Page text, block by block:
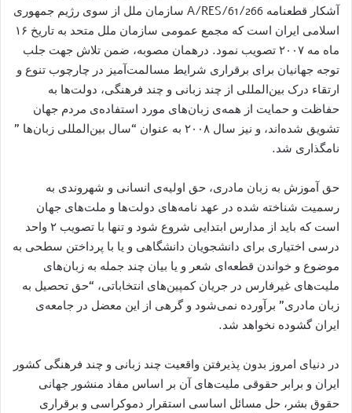
آشكار قطعنامه A/RES/61/266 سازمان ملل از سوی رژیم جمهورى
اسلامی ایران است که مجمع عمومی سازمان ملل متحد به تاریخ ۱۶
ماه مه ۲۰۰۷ تصویب نمود. درهمان مصوبه، ضمن تلاش جهت جلب
توجه جهانیان برای برقراری شرایط مسالمت‌آمیز در چارچوب تنوع و
ارتقاء درک بین‌المللی از چند زبانی و چند فرهنگی، دولت‌ها به
حفاظت و حمايت از همه‌ی زبان‌های مورد استفاده‌ی مردم جهان
تشویق شده‌اند، و نیز سال ۲۰۰۸ به عنوان “سال بین‌المللی زبان‌ها ”
نامگذاری شد.
حق آموزش به زبان مادری، حق اولیه‌ی انسانی و شهروندی به
رسمیت شناخته شده در عهد نامه‌های دولت‌ها و ملت‌های جهان
است که باید از مدارس ابتدایی شروع شود و تنها با تصویب ۲ واحد
درسی اختیاری برای دانشجویان دانشگاهی و یا با پرداختن سطحی به
موضوع و خواندن قطعه‌ای شعر و یا بیان چند جمله به زبان‌های
ملیت‌های غیرفارس در جریان کمپین‌های انتخاباتی، “حق تحصيل به
زبان مادری” برآورده نمی‌شود و گرهی از اين معضل در جامعه‌ی
ايران گشوده نخواهد شد.
در دنیای امروز بدون پذیرفتن واقعیت چند زبانی و چند فرهنگی کشور
ایران و برابر حقوقی ملیت‌های آن بر اساس مفاد منشور جهانی
حقوق بشر، حل مسائل اساسی استقرار دموکراسی و برقراری